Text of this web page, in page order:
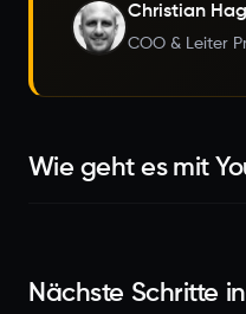
Christian
COO & Leiter
Wie geht es mit
Nächste Schritte